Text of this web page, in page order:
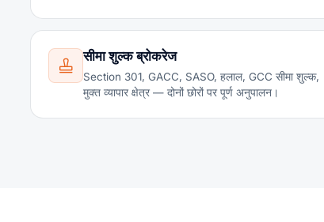
सीमा शुल्क ब्रोकरेज
Section 301, GACC, SASO, हलाल, GCC सीमा शुल्क,
मुक्त व्यापार क्षेत्र — दोनों छोरों पर पूर्ण अनुपालन।